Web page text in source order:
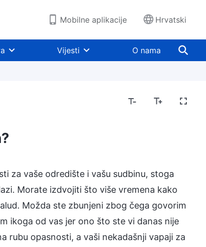
Mobilne aplikacije Hrvatski
Vijesti O nama
za vaše odredište i vašu sudbinu, stoga
Morate izdvojiti što više vremena kako
Možda ste zbunjeni zbog čega govorim
ikoga od vas jer ono što ste vi danas nije
rubu opasnosti, a vaši nekadašnji vapaji za